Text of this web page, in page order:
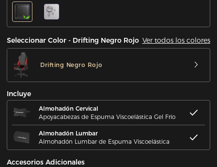
Seleccionar Color - Drifting Negro Rojo Ver todos los colores
Drifting Negro Rojo
Incluye
Almohadón Cervical
Apoyacabezas de Espuma Viscoelástica Gel Frío
Almohadón Lumbar
Almohadón Lumbar de Espuma Viscoelástica
Accesorios Adicionales